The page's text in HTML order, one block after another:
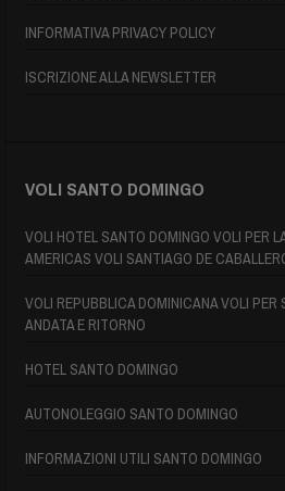
INFORMATIVA PRIVACY POLICY
ISCRIZIONE ALLA NEWSLETTER
VOLI SANTO DOMINGO
VOLI HOTEL SANTO DOMINGO VOLI PER
AMERICAS VOLI SANTIAGO DE
VOLI REPUBBLICA DOMINICANA VOLI PER
ANDATA E RITORNO
HOTEL SANTO DOMINGO
AUTONOLEGGIO SANTO DOMINGO
INFORMAZIONI UTILI SANTO DOMINGO